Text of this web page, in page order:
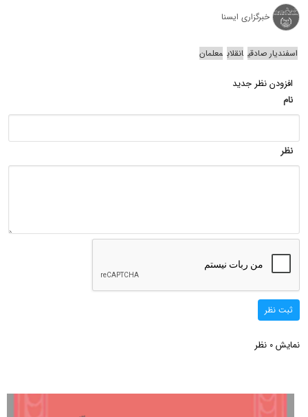
خبرگزاری ایسنا
اسفندیار صادقی انقلاب معلمان
افزودن نظر جدید
نام
نظر
ثبت نظر
نمایش 0 نظر